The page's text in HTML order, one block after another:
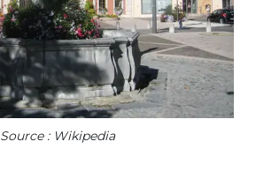
Source : Wikipedia